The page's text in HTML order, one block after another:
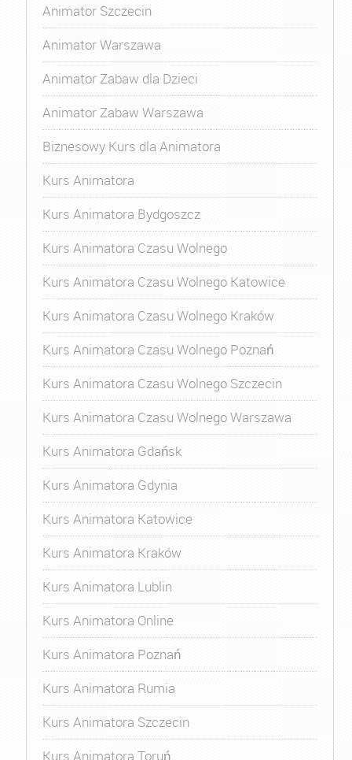
Animator Szczecin
Animator Warszawa
Animator Zabaw dla Dzieci
Animator Zabaw Warszawa
Biznesowy Kurs dla Animatora
Kurs Animatora
Kurs Animatora Bydgoszcz
Kurs Animatora Czasu Wolnego
Kurs Animatora Czasu Wolnego Katowice
Kurs Animatora Czasu Wolnego Kraków
Kurs Animatora Czasu Wolnego Poznań
Kurs Animatora Czasu Wolnego Szczecin
Kurs Animatora Czasu Wolnego Warszawa
Kurs Animatora Gdańsk
Kurs Animatora Gdynia
Kurs Animatora Katowice
Kurs Animatora Kraków
Kurs Animatora Lublin
Kurs Animatora Online
Kurs Animatora Poznań
Kurs Animatora Rumia
Kurs Animatora Szczecin
Kurs Animatora Toruń